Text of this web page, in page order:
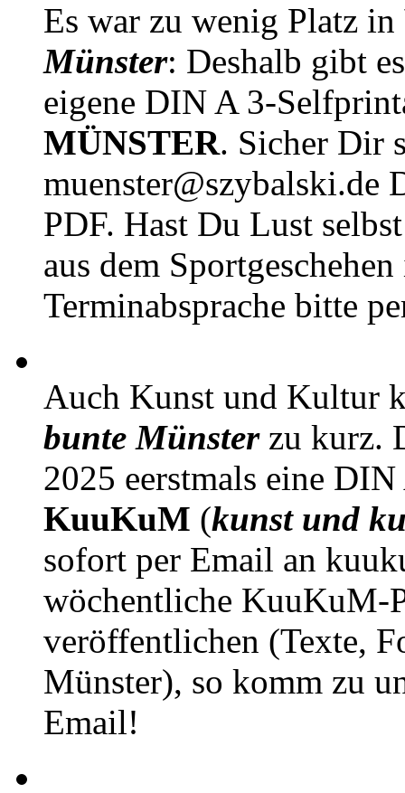
Es war zu wenig Platz in
Münster: Deshalb gibt
eigene DIN A 3-
MÜNSTER. Sicher Dir
muenster@szybalski.de
PDF. Hast Du Lust
aus dem
Terminabsprache bitte
Auch Kunst und Kultur
bunte Münsterzu kurz.
2025 eerstmals eine
KuuKuM (kunst und
sofort per Email an
wöchentliche KuuKuM-
veröffentlichen (Texte,
Münster), so komm zu
Email!